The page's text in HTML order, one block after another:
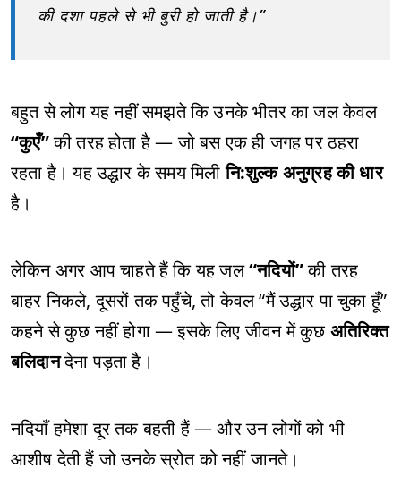
की दशा पहले से भी बुरी हो जाती है।”
बहुत से लोग यह नहीं समझते कि उनके भीतर का जल केवल
“कुएँ”की तरह होता है — जो बस एक ही जगह पर ठहरा
रहता है। यह उद्धार के समय मिलीनि:शुल्क अनुग्रह की धार
है।
लेकिन अगर आप चाहते हैं कि यह जल“नदियों”की तरह
बाहर निकले, दूसरों तक पहुँचे, तो केवल “मैं उद्धार पा चुका हूँ”
कहने से कुछ नहीं होगा — इसके लिए जीवन में कुछ अतिरिक्त
बलिदानदेना पड़ता है।
नदियाँ हमेशा दूर तक बहती हैं — और उन लोगों को भी
आशीष देती हैं जो उनके स्रोत को नहीं जानते।